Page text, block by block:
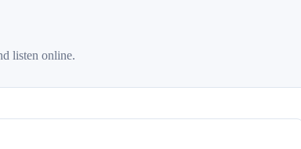
listen online.